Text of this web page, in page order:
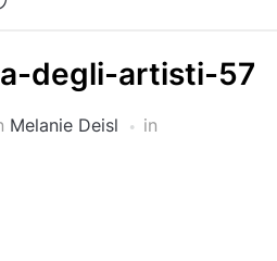
degli-artisti-57
Melanie Deisl in